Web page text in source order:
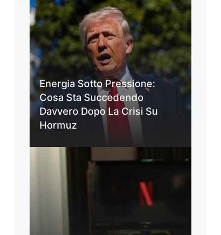
Energia Sotto Pressione:
Cosa Sta Succedendo
Davvero Dopo La Crisi Su
Hormuz